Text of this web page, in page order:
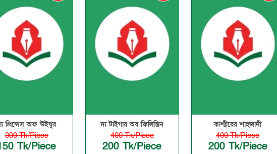
প্রিন্সেস অফ উইঘুর
300 Tk/Piece
Tk/Piece
দ্য টাইগার অব ফিলিস্তিন
400 Tk/Piece
200 Tk/Piece
কাশ্মীরের শাহজাদী
400 Tk/Piece
200 Tk/Piece